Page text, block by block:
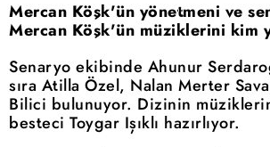
Mercan Köşk'ün yönetmeni ve
Mercan Köşk'ün müziklerini kim
Senaryo ekibinde Ahunur
sıra Atilla Özel, Nalan Merter
Bilici bulunuyor. Dizinin
besteci Toygar Işıklı hazırlıyor.